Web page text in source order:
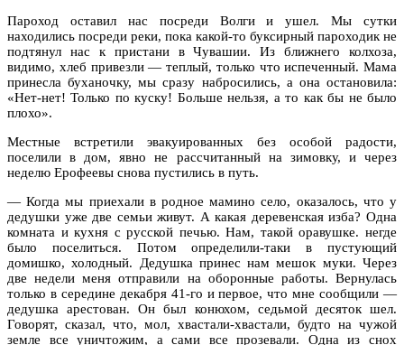
Пароход оставил нас посреди Волги и ушел. Мы сутки
находились посреди реки, пока какой-то буксирный пароходик не
подтянул нас к пристани в Чувашии. Из ближнего колхоза,
видимо, хлеб привезли — теплый, только что испеченный. Мама
принесла буханочку, мы сразу набросились, а она остановила:
«Нет-нет! Только по куску! Больше нельзя, а то как бы не было
плохо».
Местные встретили эвакуированных без особой радости,
поселили в дом, явно не рассчитанный на зимовку, и через
неделю Ерофеевы снова пустились в путь.
— Когда мы приехали в родное мамино село, оказалось, что у
дедушки уже две семьи живут. А какая деревенская изба? Одна
комната и кухня с русской печью. Нам, такой оравушке. негде
было поселиться. Потом определили-таки в пустующий
домишко, холодный. Дедушка принес нам мешок муки. Через
две недели меня отправили на оборонные работы. Вернулась
только в середине декабря 41-го и первое, что мне сообщили —
дедушка арестован. Он был конюхом, седьмой десяток шел.
Говорят, сказал, что, мол, хвастали-хвастали, будто на чужой
земле все уничтожим, а сами все прозевали. Одна из снох